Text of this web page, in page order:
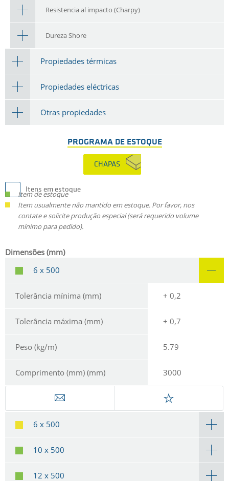
Resistencia al impacto (Charpy)
Dureza Shore
Propiedades térmicas
Propiedades eléctricas
Otras propiedades
PROGRAMA DE ESTOQUE
CHAPAS
Itens em estoque
Item de estoque
Item usualmente não mantido em estoque. Por favor, nos
contate e solicite produção especial (será requerido volume
mínimo para pedido).
Dimensões (mm)
6 x 500
Tolerância mínima (mm) + 0,2
Tolerância máxima (mm) + 0,7
Peso (kg/m) 5.79
Comprimento (mm) (mm) 3000
6 x 500
10 x 500
12 x 500